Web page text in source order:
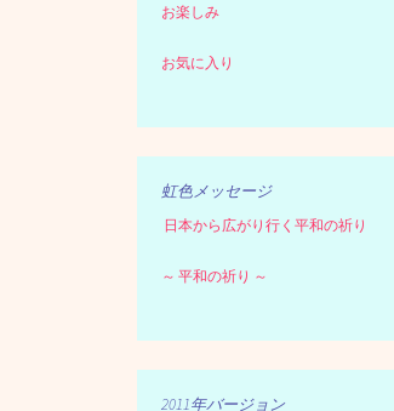
お楽しみ
お気に入り
虹色メッセージ
日本から広がり行く平和の祈り
～ 平和の祈り ～
2011年バージョン